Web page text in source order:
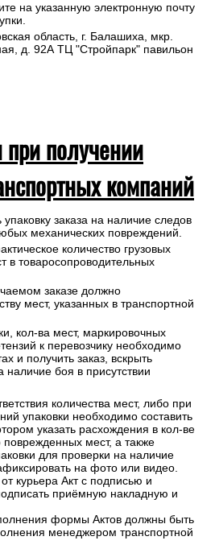
на указанную электронную почту
область, г. Балашиха, мкр.
д. 92А ТЦ "Стройпарк" павильон
получении
компаний
заказа на наличие следов
механических повреждений.
количество грузовых
в товаросопроводительных
заказе должно
мест, указанных в транспортной
кол-ва мест, маркировочных
к перевозчику необходимо
и получить заказ, вскрыть
наличие боя в присутствии
количества мест, либо при
упаковки необходимо составить
указать расхождения в кол-ве
поврежденных мест, а также
для проверки на наличие
на фото или видео.
курьера Акт с подписью и
приёмную накладную и
формы Актов должны быть
менеджером транспортной